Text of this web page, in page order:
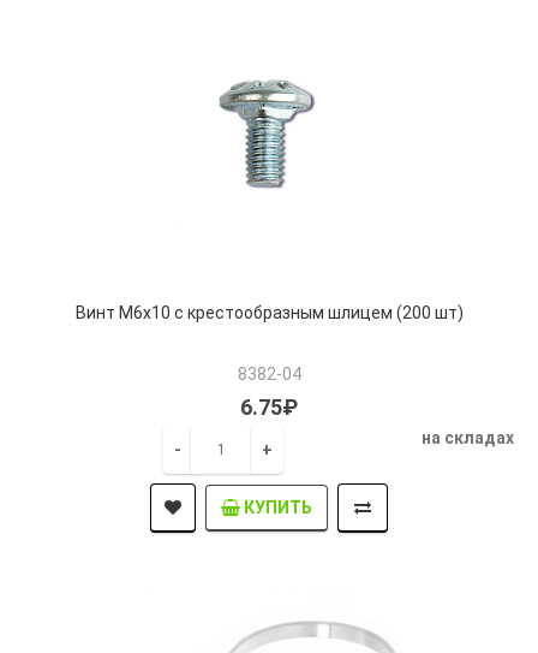
Винт М6х10 с крестообразным шлицем (200 шт)
8382-04
6.75₽
- +
на складах
КУПИТЬ